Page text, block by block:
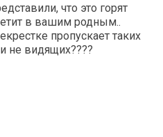
что это горят
в вашим родным..
пропускает таких
не видящих????